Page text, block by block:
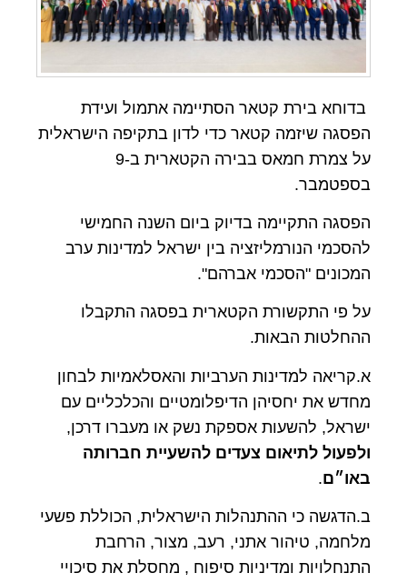
בדוחא בירת קטאר הסתיימה אתמול ועידת
הפסגה שיזמה קטאר כדי לדון בתקיפה הישראלית
על צמרת חמאס בבירה הקטארית ב-9
בספטמבר.
הפסגה התקיימה בדיוק ביום השנה החמישי
להסכמי הנורמליזציה בין ישראל למדינות ערב
המכונים "הסכמי אברהם".
על פי התקשורת הקטארית בפסגה התקבלו
ההחלטות הבאות.
א.קריאה למדינות הערביות והאסלאמיות לבחון
מחדש את יחסיהן הדיפלומטיים והכלכליים עם
ישראל, להשעות אספקת נשק או מעברו דרכן,
ולפעול לתיאום צעדים להשעיית חברותה
באו״ם.
ב.הדגשה כי ההתנהלות הישראלית, הכוללת פשעי
מלחמה, טיהור אתני, רעב, מצור, הרחבת
התנחלויות ומדיניות סיפוח , מחסלת את סיכויי